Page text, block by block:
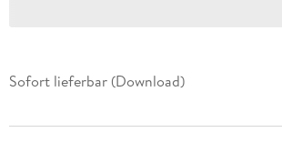
Sofort lieferbar (Download)